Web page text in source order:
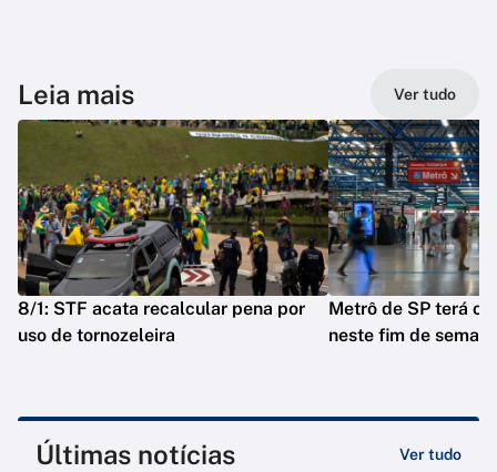
Leia mais Ver tudo
8/1: STF acata recalcular pena por
uso de tornozeleira
Metrô de SP terá
neste fim de
Últimas notícias Ver tudo